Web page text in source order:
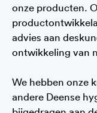
onze producten.
advies aan
ontwikkeling van
We hebben onze
andere Deense
Item toegevoegd
0 items -0,-